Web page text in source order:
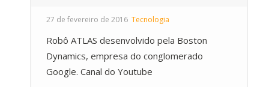
27 de fevereiro de 2016 Tecnologia
Robô ATLAS desenvolvido pela Boston
Dynamics, empresa do conglomerado
Google. Canal do Youtube